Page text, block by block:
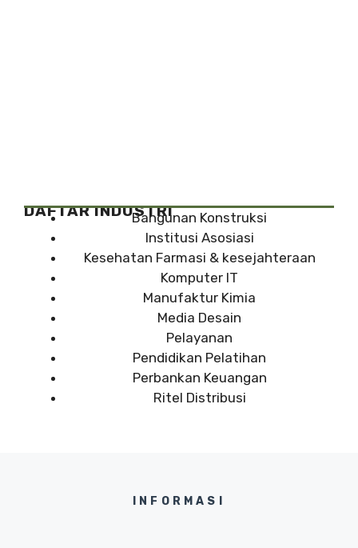
DAFTAR INDUSTRIBangunan Konstruksi
Institusi Asosiasi
Kesehatan Farmasi & kesejahteraan
Komputer IT
Manufaktur Kimia
Media Desain
Pelayanan
Pendidikan Pelatihan
Perbankan Keuangan
Ritel Distribusi
INFORMASI